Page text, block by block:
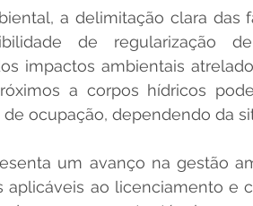
a delimitação clara das
de regularização de
impactos ambientais
a corpos hídricos
ocupação, dependendo da
um avanço na gestão
ao licenciamento e